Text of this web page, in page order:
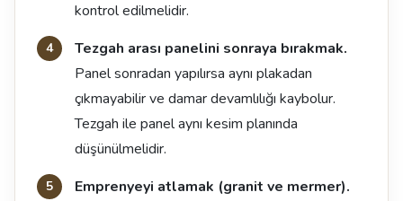
kontrol edilmelidir.
Tezgah arası panelini sonraya bırakmak.
Panel sonradan yapılırsa aynı plakadan
çıkmayabilir ve damar devamlılığı kaybolur.
Tezgah ile panel aynı kesim planında
düşünülmelidir.
Emprenyeyi atlamak (granit ve mermer).